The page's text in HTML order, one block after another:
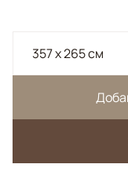
357 x 265 см